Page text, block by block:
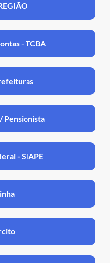
- TCBA
Pensionista
- SIAPE